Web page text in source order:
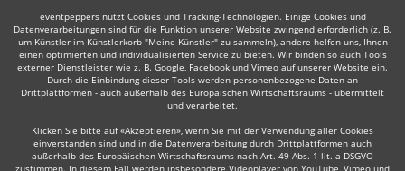
eventpeppers nutzt Cookies und Tracking-Technologien. Einige Cookies und
Datenverarbeitungen sind für die Funktion unserer Website zwingend erforderlich (z. B.
um Künstler im Künstlerkorb "Meine Künstler" zu sammeln), andere helfen uns, Ihnen
einen optimierten und individualisierten Service zu bieten. Wir binden so auch Tools
externer Dienstleister wie z. B. Google, Facebook und Vimeo auf unserer Website ein.
Durch die Einbindung dieser Tools werden personenbezogene Daten an
Drittplattformen - auch außerhalb des Europäischen Wirtschaftsraums - übermittelt
und verarbeitet.
Klicken Sie bitte auf «Akzeptieren», wenn Sie mit der Verwendung aller Cookies
einverstanden sind und in die Datenverarbeitung durch Drittplattformen auch
außerhalb des Europäischen Wirtschaftsraums nach Art. 49 Abs. 1 lit. a DSGVO
zustimmen. In diesem Fall werden insbesondere Videoplayer von YouTube, Vimeo und